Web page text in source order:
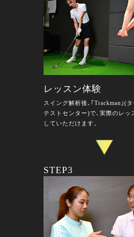
レッスン体験
スイング解析後､｢Trackman｣(
テストセンター)で､実際のレッ
していただけます。
STEP3